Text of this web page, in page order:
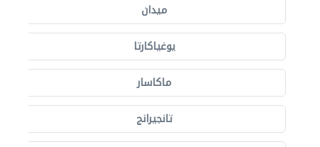
ميدان
يوغياكارتا
ماكاسار
تانجيرانج